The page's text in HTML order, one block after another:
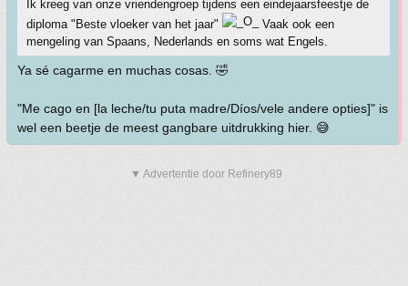
Ik kreeg van onze vriendengroep tijdens een eindejaarsfeestje de
diploma "Beste vloeker van het jaar"
Vaak ook een
mengeling van Spaans, Nederlands en soms wat Engels.
Ya sé cagarme en muchas cosas. 🤣
"Me cago en [la leche/tu puta madre/Díos/vele andere opties]" is
wel een beetje de meest gangbare uitdrukking hier. 😅
▼ Advertentie door Refinery89